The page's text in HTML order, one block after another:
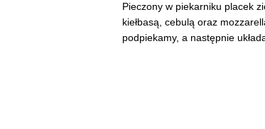
Pieczony w piekarniku placek
kiełbasą, cebulą oraz
podpiekamy, a następnie